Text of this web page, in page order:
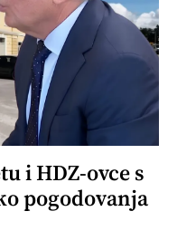
i HDZ-ovce s
pogodovanja